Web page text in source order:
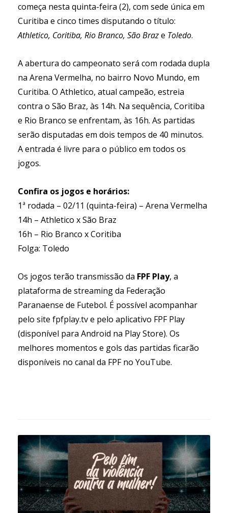
começa nesta quinta-feira (2), com sede única em
Curitiba e cinco times disputando o título:
Athletico, Coritiba, Rio Branco, São Braze Toledo.
A abertura do campeonato será com rodada dupla
na Arena Vermelha, no bairro Novo Mundo, em
Curitiba. O Athletico, atual campeão, estreia
contra o São Braz, às 14h. Na sequência, Coritiba
e Rio Branco se enfrentam, às 16h. As partidas
serão disputadas em dois tempos de 40 minutos.
A entrada é livre para o público em todos os
jogos.
Confira os jogos e horários:
1ª rodada – 02/11 (quinta-feira) – Arena Vermelha
14h – Athletico x São Braz
16h – Rio Branco x Coritiba
Folga: Toledo
Os jogos terão transmissão da FPF Play, a
plataforma de streaming da Federação
Paranaense de Futebol. É possível acompanhar
pelo sitefpfplay.tve pelo aplicativo FPF Play
(disponível para Android na Play Store). Os
melhores momentos e gols das partidas ficarão
disponíveis no canal da FPF noYouTube.